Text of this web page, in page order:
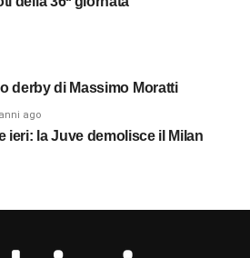
derby di Massimo Moratti
ago
ieri: la Juve demolisce il Milan